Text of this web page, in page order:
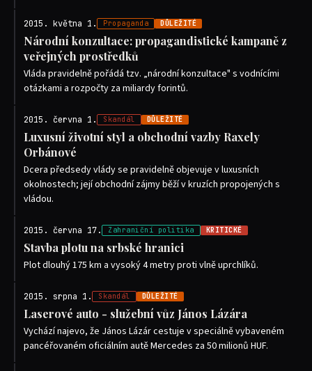
2015. května 1. Propaganda DŮLEŽITÉ
Národní konzultace: propagandistické kampaně z
veřejných prostředků
Vláda pravidelně pořádá tzv. „národní konzultace" s vodnícími
otázkami a rozpočty za miliardy forintů.
2015. června 1. Skandál DŮLEŽITÉ
Luxusní životní styl a obchodní vazby Rахely
Orbánové
Dcera předsedy vlády se pravidelně objevuje v luxusních
okolnostech; její obchodní zájmy běží v kruzích propojených s
vládou.
2015. června 17. Zahraniční politika KRITICKÉ
Stavba plotu na srbské hranici
Plot dlouhý 175 km a vysoký 4 metry proti vlně uprchlíků.
2015. srpna 1. Skandál DŮLEŽITÉ
Laserové auto - služební vůz János Lázára
Vychází najevo, že János Lázár cestuje v speciálně vybaveném
pancéřovaném oficiálním autě Mercedes za 50 milionů HUF.